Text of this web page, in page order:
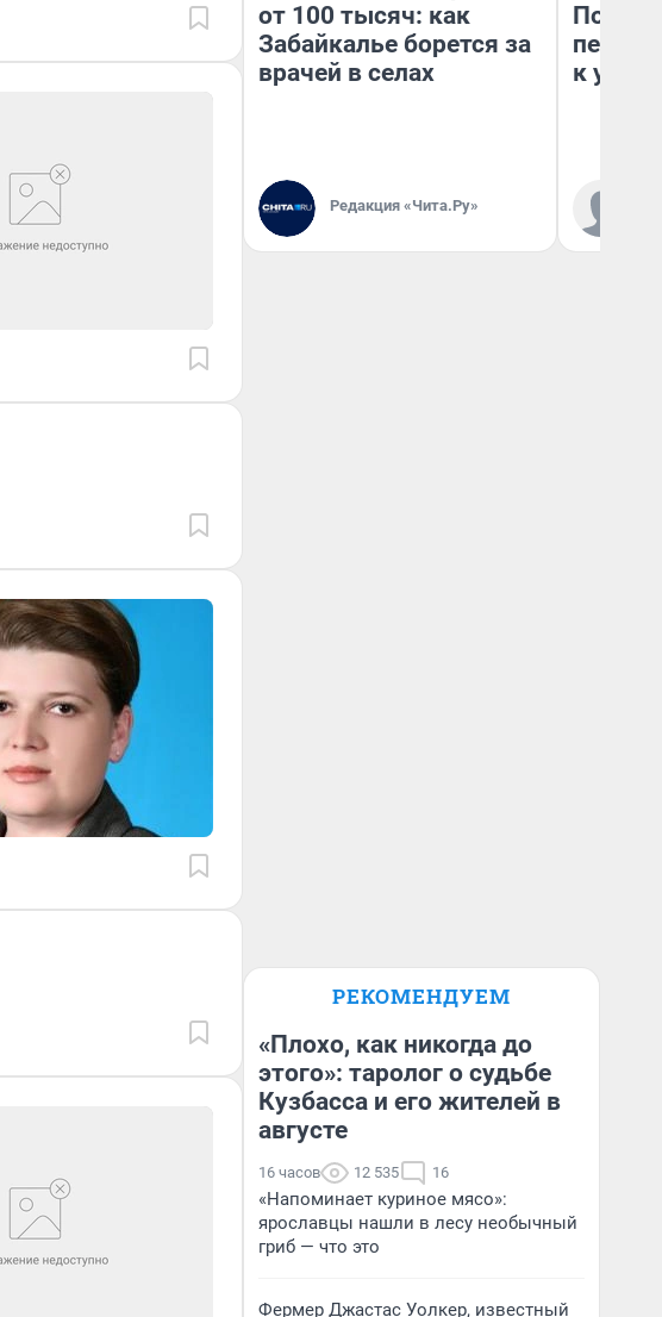
от 100 тысяч: как
Забайкалье борется за
врачей в селах
Редакция «Чита.Ру»
к
РЕКОМЕНДУЕМ
«Плохо, как никогда до
этого»: таролог о судьбе
Кузбасса и его жителей в
августе
16 часов 12 535 16
«Напоминает куриное мясо»:
ярославцы нашли в лесу необычный
гриб — что это
Фермер Джастас Уолкер, известный